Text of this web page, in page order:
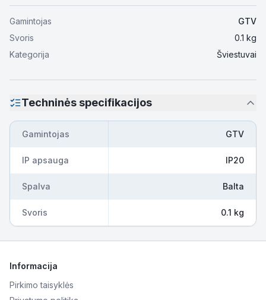
Gamintojas
GTV
Svoris
0.1 kg
Kategorija
Šviestuvai
Techninės specifikacijos
Gamintojas GTV
IP apsauga IP20
Spalva Balta
Svoris 0.1 kg
Informacija
Pirkimo taisyklės